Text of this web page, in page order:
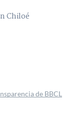
Chiloé
de BBCL